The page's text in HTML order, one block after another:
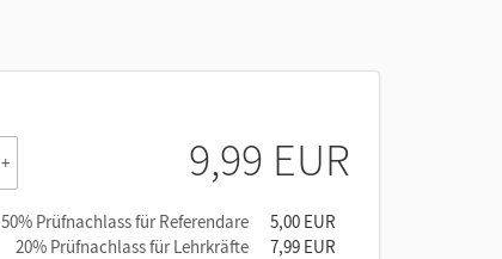
+ 9,99 EUR
50% Prüfnachlass für Referendare
5,00 EUR
20% Prüfnachlass für Lehrkräfte
7,99 EUR